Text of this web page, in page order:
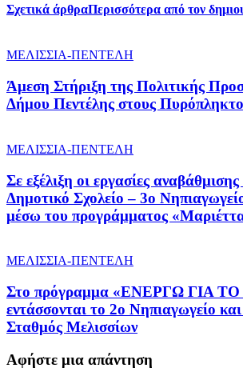
Σχετικά άρθραΠερισσότερα από τον
ΜΕΛΙΣΣΙΑ-ΠΕΝΤΕΛΗ
Άμεση Στήριξη της Πολιτικής
Δήμου Πεντέλης στους
ΜΕΛΙΣΣΙΑ-ΠΕΝΤΕΛΗ
Σε εξέλιξη οι εργασίες
Δημοτικό Σχολείο – 3ο
μέσω του προγράμματος
ΜΕΛΙΣΣΙΑ-ΠΕΝΤΕΛΗ
Στο πρόγραμμα «ΕΝΕΡΓΩ ΓΙΑ
εντάσσονται το 2ο Νηπιαγωγείο
Σταθμός Μελισσίων
Αφήστε μια απάντηση